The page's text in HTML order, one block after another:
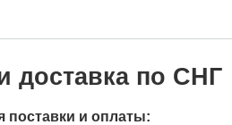
доставка по СНГ
поставки и оплаты: